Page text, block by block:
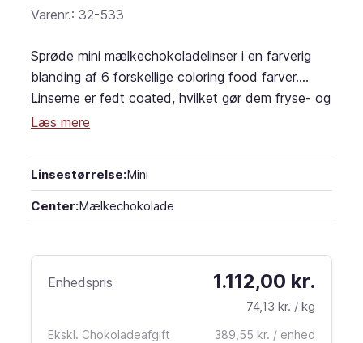
Varenr.: 32-533
Sprøde mini mælkechokoladelinser i en farverig
blanding af 6 forskellige coloring food farver.
Linserne er fedt coated, hvilket gør dem fryse- og
tøstabile. Med de unikke egenskaber undgår du
miljøer. De vil bevare form og farve og ikke blive
opløst. Denne type linser er særligt velegnet i is og
frosne kager.
...
Læs mere
Linsestørrelse:Mini
Center:Mælkechokolade
Enhedspris 1.112,00 kr.
74,13 kr. / kg
Ekskl. Chokoladeafgift 389,55 kr. / enhed